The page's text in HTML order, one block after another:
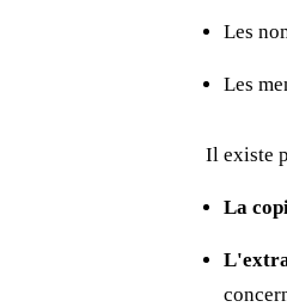
Les
Les
Il existe
La